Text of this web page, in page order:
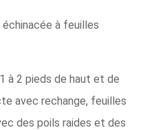
à feuilles
à 2 pieds de haut et de
avec rechange, feuilles
des poils raides et des